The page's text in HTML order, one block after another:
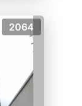
2064